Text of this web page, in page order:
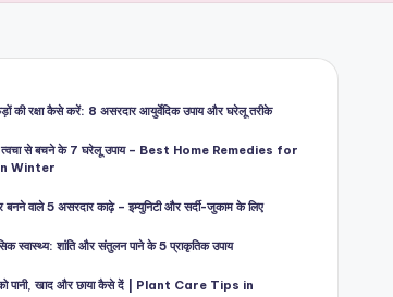
की रक्षा कैसे करें: 8 असरदार आयुर्वेदिक उपाय और घरेलू तरीके
त्वचा से बचने के 7 घरेलू उपाय – Best Home Remedies for
Winter
बनने वाले 5 असरदार काढ़े – इम्युनिटी और सर्दी-जुकाम के लिए
स्वास्थ्य: शांति और संतुलन पाने के 5 प्राकृतिक उपाय
को पानी, खाद और छाया कैसे दें | Plant Care Tips in